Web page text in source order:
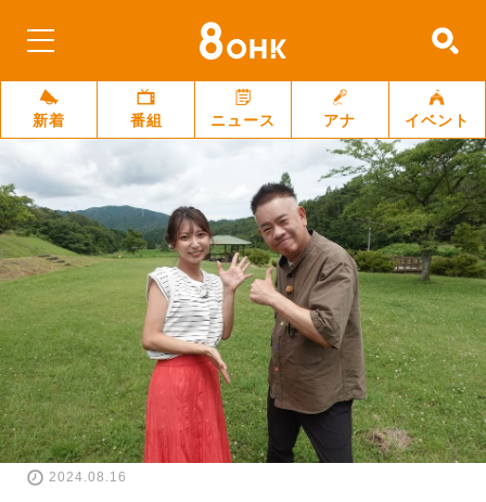
新着 番組 ニュース アナ イベント
2024.08.16